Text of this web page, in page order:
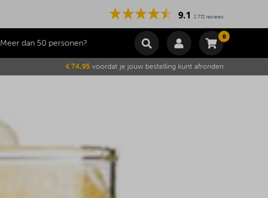
9.1 2.772 reviews
Meer dan 50 personen?
0
Winkelmand
Subtotaal €0,00
€ 74,95 voordat je jouw bestelling kunt afronden